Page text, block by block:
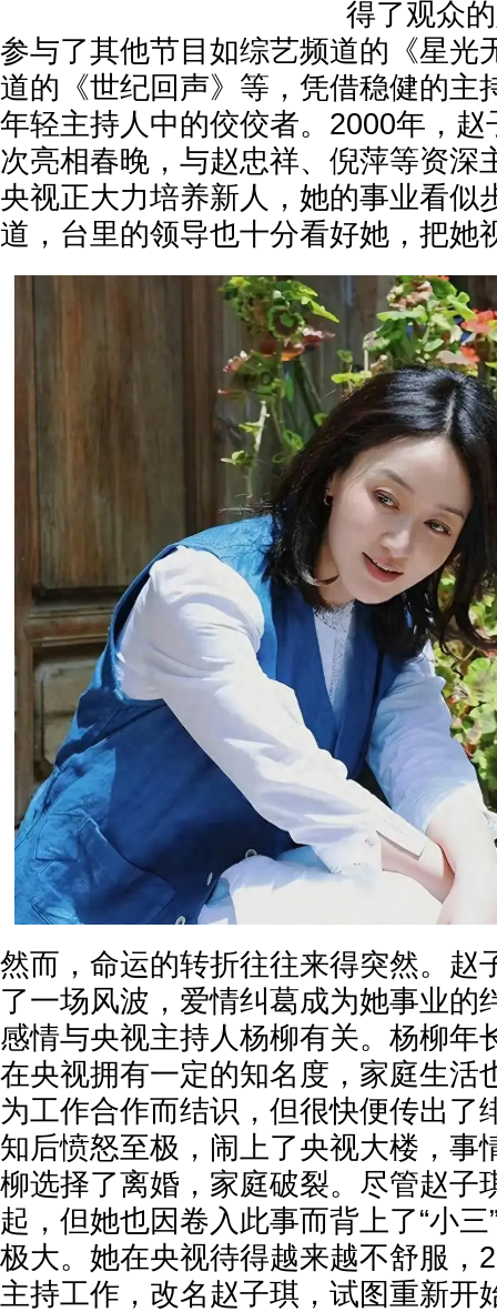
得了观众
参与了其他节目如综艺频道的《星光
道的《世纪回声》等，凭借稳健的主
年轻主持人中的佼佼者。2000年，
次亮相春晚，与赵忠祥、倪萍等资深
央视正大力培养新人，她的事业看似
道，台里的领导也十分看好她，把她
然而，命运的转折往往来得突然。赵
了一场风波，爱情纠葛成为她事业的
感情与央视主持人杨柳有关。杨柳年
在央视拥有一定的知名度，家庭生活
为工作合作而结识，但很快便传出了
知后愤怒至极，闹上了央视大楼，事
柳选择了离婚，家庭破裂。尽管赵子
起，但她也因卷入此事而背上了“小
极大。她在央视待得越来越不舒服，
主持工作，改名赵子琪，试图重新开